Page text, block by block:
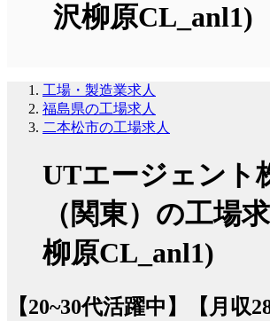
沢柳原CL_anl1)
工場・製造業求人
福島県の工場求人
二本松市の工場求人
UTエージェント
（関東）の工場
柳原CL_anl1)
【20~30代活躍中】【月収